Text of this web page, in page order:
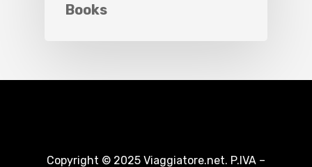
Books
Copyright © 2025 Viaggiatore.net. P.IVA –